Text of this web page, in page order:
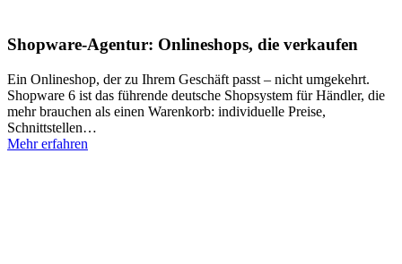
Shopware-Agentur: Onlineshops, die verkaufen
Ein Onlineshop, der zu Ihrem Geschäft passt – nicht umgekehrt.
Shopware 6 ist das führende deutsche Shopsystem für Händler, die
mehr brauchen als einen Warenkorb: individuelle Preise,
Schnittstellen…
Mehr erfahren